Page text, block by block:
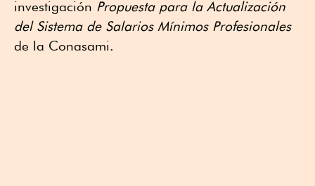
investigación Propuesta para la Actualización
del Sistema de Salarios Mínimos Profesionales
de la Conasami.